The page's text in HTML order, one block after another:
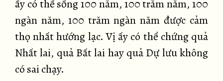
ấy có thể sống 100 năm, 100 trăm năm, 100
ngàn năm, 100 trăm ngàn năm được cảm
thọ nhất hướng lạc. Vị ấy có thể chứng quả
Nhất lai, quả Bất lai hay quả Dự lưu không
có sai chạy.